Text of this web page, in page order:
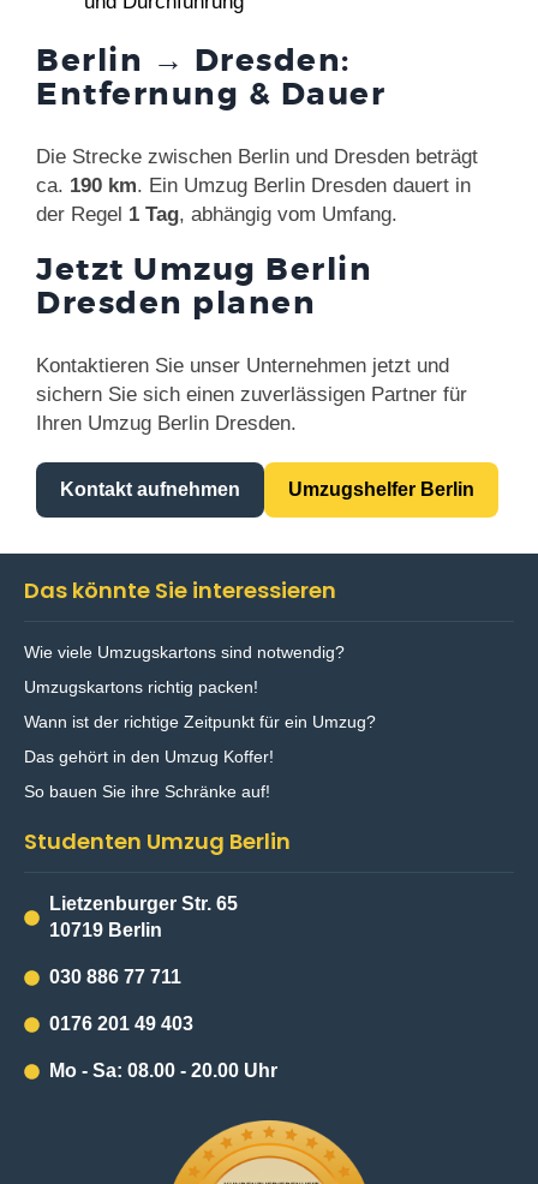
Berlin → Dresden:
Entfernung & Dauer
Die Strecke zwischen Berlin und Dresden beträgt
ca. 190 km. Ein Umzug Berlin Dresden dauert in
der Regel 1 Tag, abhängig vom Umfang.
Jetzt Umzug Berlin
Dresden planen
Kontaktieren Sie unser Unternehmen jetzt und
sichern Sie sich einen zuverlässigen Partner für
Ihren Umzug Berlin Dresden.
Kontakt aufnehmen Umzugshelfer Berlin
Das könnte Sie interessieren
Wie viele Umzugskartons sind notwendig?
Umzugskartons richtig packen!
Wann ist der richtige Zeitpunkt für ein Umzug?
Das gehört in den Umzug Koffer!
So bauen Sie ihre Schränke auf!
Studenten Umzug Berlin
Lietzenburger Str. 65
10719 Berlin
030 886 77 711
0176 201 49 403
Mo - Sa: 08.00 - 20.00 Uhr